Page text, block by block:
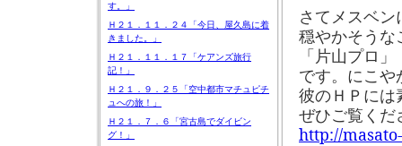
す。」
Ｈ２１．１１．２４「今日、屋久島に着
きました。」
Ｈ２１．１１．１７「ケアンズ旅行
記！」
Ｈ２１．９．２５「空中都市マチュピチ
ュへの旅！」
Ｈ２１．７．６「宮古島でダイビン
グ！」
さてメスベ
穏やかそうな
「片山プロ」
です。にこ
彼のＨＰには
ぜひご覧くだ
http://